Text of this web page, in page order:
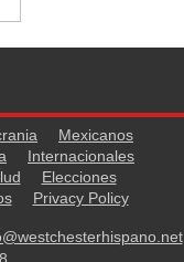
Mexicanos
Internacionales
Elecciones
Privacy Policy